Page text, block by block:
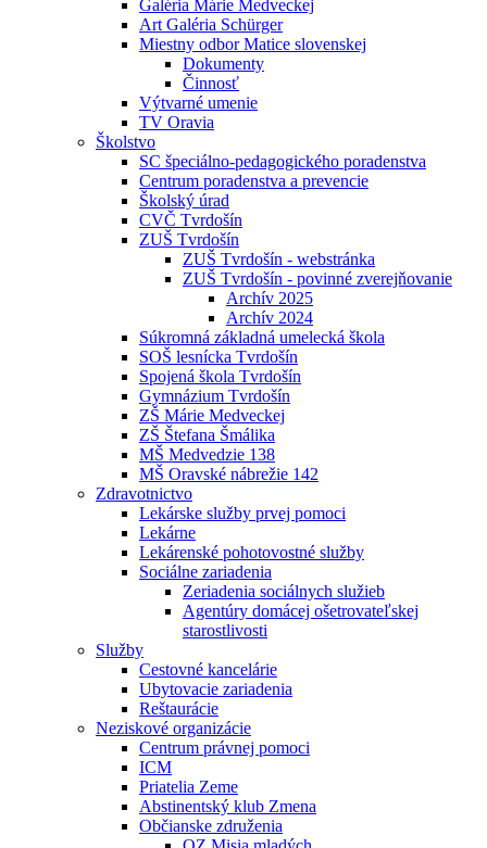
Galéria Márie Medveckej
Art Galéria Schürger
Miestny odbor Matice slovenskej
Dokumenty
Činnosť
Výtvarné umenie
TV Oravia
Školstvo
SC špeciálno-pedagogického poradenstva
Centrum poradenstva a prevencie
Školský úrad
CVČ Tvrdošín
ZUŠ Tvrdošín
ZUŠ Tvrdošín - webstránka
ZUŠ Tvrdošín - povinné zverejňovanie
Archív 2025
Archív 2024
Súkromná základná umelecká škola
SOŠ lesnícka Tvrdošín
Spojená škola Tvrdošín
Gymnázium Tvrdošín
ZŠ Márie Medveckej
ZŠ Štefana Šmálika
MŠ Medvedzie 138
MŠ Oravské nábrežie 142
Zdravotnictvo
Lekárske služby prvej pomoci
Lekárne
Lekárenské pohotovostné služby
Sociálne zariadenia
Zeriadenia sociálnych služieb
Agentúry domácej ošetrovateľskej
starostlivosti
Služby
Cestovné kancelárie
Ubytovacie zariadenia
Reštaurácie
Neziskové organizácie
Centrum právnej pomoci
ICM
Priatelia Zeme
Abstinentský klub Zmena
Občianske združenia